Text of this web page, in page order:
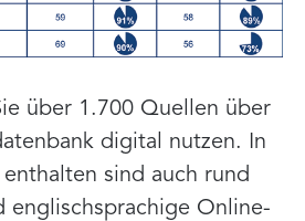
über 1.700 Quellen über
digital nutzen. In
sind auch rund
englischsprachige Online-